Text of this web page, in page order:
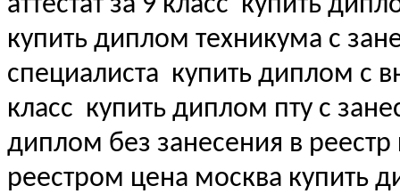
купить диплом техникума с
специалиста купить диплом с
класс купить диплом пту с
диплом без занесения в
реестром цена москва купить